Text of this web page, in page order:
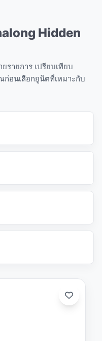
Hidden
รายการ เปรียบเทียบ
อนเลือกยูนิตที่เหมาะกับ